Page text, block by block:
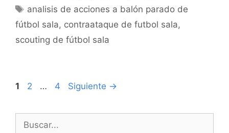
Etiquetas
analisis de acciones a balón parado de
fútbol sala, contraataque de futbol sala,
scouting de fútbol sala
Navegación
entradas
Página
1 Página
2 … Página
4 Siguiente →
Buscar: